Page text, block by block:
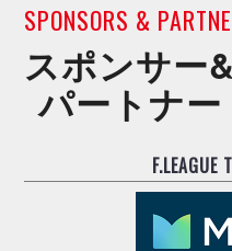
SPONSORS &
スポンサー&
パートナー
F.LEAGUE